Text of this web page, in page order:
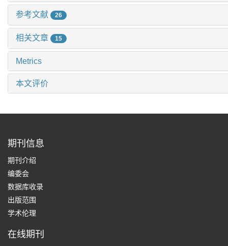
参考文献 26
相关文章 15
Metrics
本文评价
期刊信息
期刊介绍
编委会
数据库收录
出版范围
学术伦理
在线期刊